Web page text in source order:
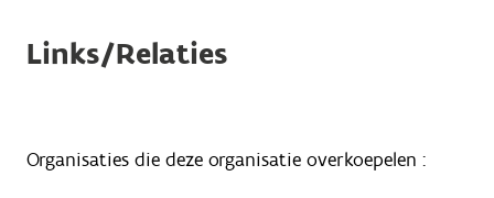
Links/Relaties
Organisaties die deze organisatie overkoepelen :